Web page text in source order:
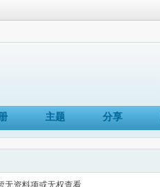
主题 分享
无资料项或无权查看